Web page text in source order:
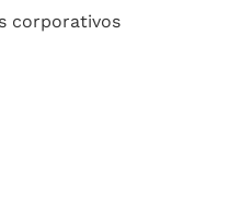
corporativos